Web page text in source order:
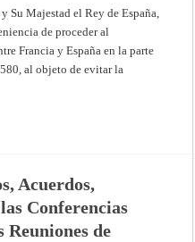
Su Majestad el Rey de España,
de proceder al
Francia y España en la parte
al objeto de evitar la
Acuerdos,
Conferencias
de